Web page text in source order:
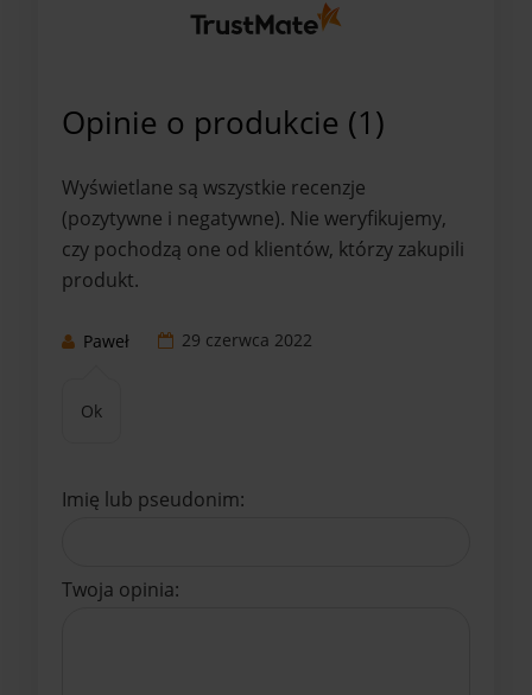
Opinie o produkcie (1)
Wyświetlane są wszystkie recenzje
(pozytywne i negatywne). Nie weryfikujemy,
czy pochodzą one od klientów, którzy zakupili
produkt.
Paweł 29 czerwca 2022
Ok
Imię lub pseudonim:
Twoja opinia: